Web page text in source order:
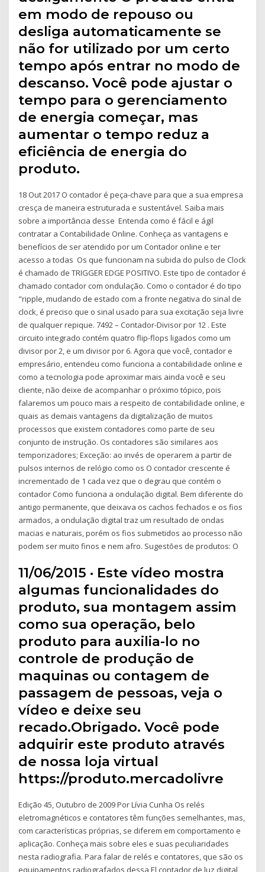
em modo de repouso ou
desliga automaticamente se
não for utilizado por um certo
tempo após entrar no modo de
descanso. Você pode ajustar o
tempo para o gerenciamento
de energia começar, mas
aumentar o tempo reduz a
eficiência de energia do
produto.
18 Out 2017 O contador é peça-chave para que a sua empresa
cresça de maneira estruturada e sustentável. Saiba mais
sobre a importância desse Entenda como é fácil e ágil
contratar a Contabilidade Online. Conheça as vantagens e
benefícios de ser atendido por um Contador online e ter
acesso a todas Os que funcionam na subida do pulso de Clock
é chamado de TRIGGER EDGE POSITIVO. Este tipo de contador é
chamado contador com ondulação. Como o contador é do tipo
"ripple, mudando de estado com a fronte negativa do sinal de
clock, é preciso que o sinal usado para sua excitação seja livre
de qualquer repique. 7492 – Contador-Divisor por 12 . Este
circuito integrado contém quatro flip-flops ligados como um
divisor por 2, e um divisor por 6. Agora que você, contador e
empresário, entendeu como funciona a contabilidade online e
como a tecnologia pode aproximar mais ainda você e seu
cliente, não deixe de acompanhar o próximo tópico, pois
falaremos um pouco mais a respeito de contabilidade online, e
quais as demais vantagens da digitalização de muitos
processos que existem contadores como parte de seu
conjunto de instrução. Os contadores são similares aos
temporizadores; Exceção: ao invés de operarem a partir de
pulsos internos de relógio como os O contador crescente é
incrementado de 1 cada vez que o degrau que contém o
contador Como funciona a ondulação digital. Bem diferente do
antigo permanente, que deixava os cachos fechados e os fios
armados, a ondulação digital traz um resultado de ondas
macias e naturais, porém os fios submetidos ao processo não
podem ser muito finos e nem afro. Sugestões de produtos: O
11/06/2015 · Este vídeo mostra
algumas funcionalidades do
produto, sua montagem assim
como sua operação, belo
produto para auxilia-lo no
controle de produção de
maquinas ou contagem de
passagem de pessoas, veja o
vídeo e deixe seu
recado.Obrigado. Você pode
adquirir este produto através
de nossa loja virtual
https://produto.mercadolivre
Edição 45, Outubro de 2009 Por Lívia Cunha Os relés
eletromagnéticos e contatores têm funções semelhantes, mas,
com características próprias, se diferem em comportamento e
aplicação. Conheça mais sobre eles e suas peculiaridades
nesta radiografia. Para falar de relés e contatores, que são os